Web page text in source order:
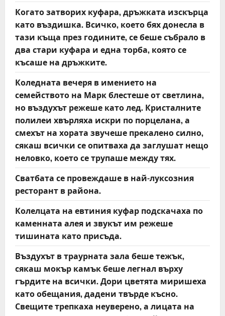
Когато затворих куфара, дръжката изскърца
като въздишка. Всичко, което бях донесла в
тази къща през годините, се беше събрало в
два стари куфара и една торба, която се
късаше на дръжките.
Коледната вечеря в имението на
семейството на Марк блестеше от светлина,
но въздухът режеше като лед. Кристалните
полилеи хвърляха искри по порцелана, а
смехът на хората звучеше прекалено силно,
сякаш всички се опитваха да заглушат нещо
неловко, което се трупаше между тях.
Сватбата се провеждаше в най-луксозния
ресторант в района.
Колелцата на евтиния куфар подскачаха по
каменната алея и звукът им режеше
тишината като присъда.
Въздухът в траурната зала беше тежък,
сякаш мокър камък беше легнал върху
гърдите на всички. Дори цветята миришеха
като обещания, дадени твърде късно.
Свещите трепкаха неуверено, а лицата на